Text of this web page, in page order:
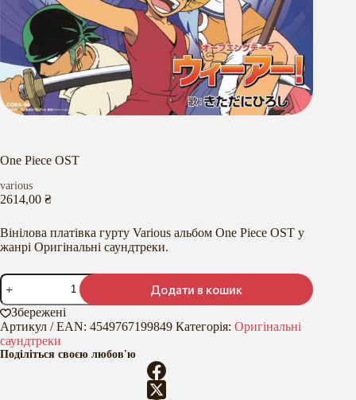
One Piece OST
various
2614,00 ₴
Вінілова платівка гурту Various альбом One Piece OST у
жанрі Оригінальні саундтреки.
One
Piece
OST
кількість
Додати в кошик
Збережені
Артикул / EAN: 4549767199849 Категорія: Оригінальні
саундтреки
Поділіться своєю любов'ю